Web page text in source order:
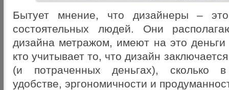
Бытует мнение, что дизайнеры – это
состоятельных людей. Они
дизайна метражом, имеют на это
кто учитывает то, что дизайн
(и потраченных деньгах), сколько в
удобстве, эргономичности и